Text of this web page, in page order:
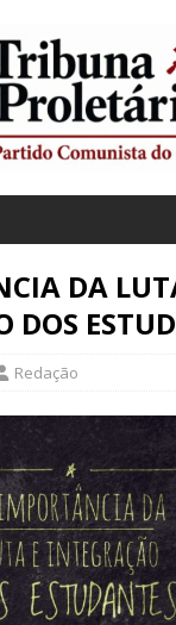
DA
DOS
Redação